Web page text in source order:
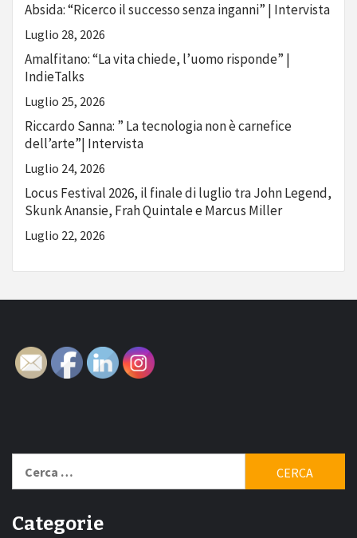
Absida: “Ricerco il successo senza inganni” | Intervista
Luglio 28, 2026
Amalfitano: “La vita chiede, l’uomo risponde” |
IndieTalks
Luglio 25, 2026
Riccardo Sanna: ” La tecnologia non è carnefice
dell’arte”| Intervista
Luglio 24, 2026
Locus Festival 2026, il finale di luglio tra John Legend,
Skunk Anansie, Frah Quintale e Marcus Miller
Luglio 22, 2026
per:
Categorie